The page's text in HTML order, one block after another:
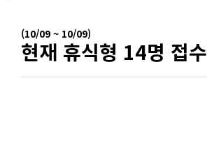
(10/09 ~ 10/09)
현재 휴식형 14명 접수